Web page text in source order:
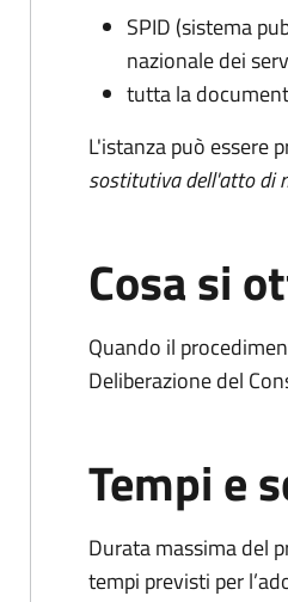
SPID (sistema
nazionale dei
tutta la
L'istanza può essere
sostitutiva dell'atto di
Cosa si
Quando il
Deliberazione del
Tempi e
Durata massima del
tempi previsti per